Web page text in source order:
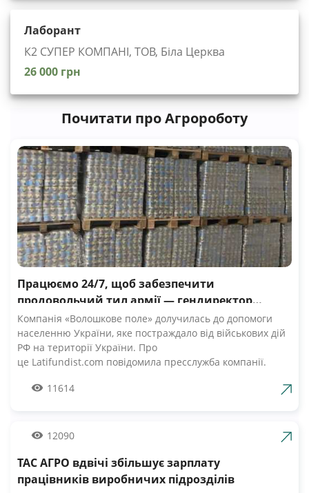
Лаборант
К2 СУПЕР КОМПАНІ, ТОВ, Біла Церква
26 000 грн
Почитати про Агророботу
Працюємо 24/7, щоб забезпечити
продовольчий тил армії — гендиректор
компанії Волошкове поле
Компанія «Волошкове поле» долучилась до допомоги
населенню України, яке постраждало від військових дій
РФ на території України. Про
це Latifundist.com повідомила пресслужба компанії.
Вже шосту добу наші Збройні Сили героїчно стримують
армії», — зазначив Андрій Табалов, генеральний
Компанія «Волошкове поле» вже відправила понад 10 т
молока для забезпечення біженців та тероборони в
11614
12090
ТАС АГРО вдвічі збільшує зарплату
працівників виробничих підрозділів